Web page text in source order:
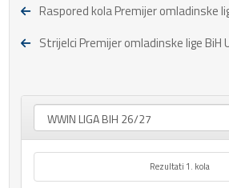
Raspored kola Premijer omladinske
Strijelci Premijer omladinske lige BiH
Rezultati 1. kola